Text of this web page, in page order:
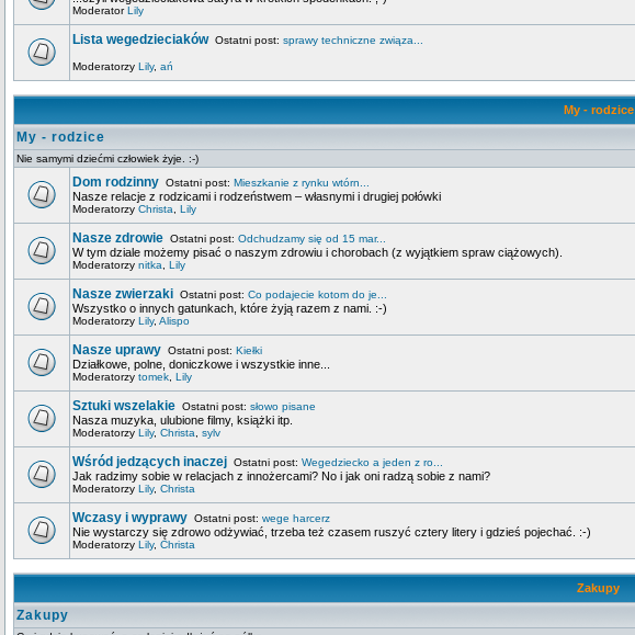
ModeratorLily
Lista wegedzieciakówOstatni post: sprawy techniczne związa...
Moderatorzy Lily, ań
My - rodzice
My - rodzice
Nie samymi dziećmi człowiek żyje. :-)
Dom rodzinny Ostatni post: Mieszkanie z rynku wtórn...
Nasze relacje z rodzicami i rodzeństwem – własnymi i drugiej połówki
Moderatorzy Christa Lily
Nasze zdrowie Ostatni post: Odchudzamy się od 15 mar...
W tym dziale możemy pisać o naszym zdrowiu i chorobach (z wyjątkiem spraw ciążowych).
Moderatorzy nitka Lily
Nasze zwierzaki Ostatni post: Co podajecie kotom do je...
Wszystko o innych gatunkach, które żyją razem z nami. :-)
Moderatorzy Lily, Alispo
Nasze uprawy Ostatni post: Kiełki
Działkowe, polne, doniczkowe i wszystkie inne...
Moderatorzy tomek Lily
Sztuki wszelakie Ostatni post: słowo pisane
Nasza muzyka, ulubione filmy, książki itp.
Moderatorzy Lily, Christa sylv
Wśród jedzących inaczej Ostatni post: Wegedziecko a jeden z ro...
Jak radzimy sobie w relacjach z innożercami? No i jak oni radzą sobie z nami?
Moderatorzy Lily, Christa
Wczasy i wyprawy Ostatni post: wege harcerz
Nie wystarczy się zdrowo odżywiać, trzeba też czasem ruszyć cztery litery i gdzieś pojechać. :-)
Moderatorzy Lily, Christa
Zakupy
Zakupy